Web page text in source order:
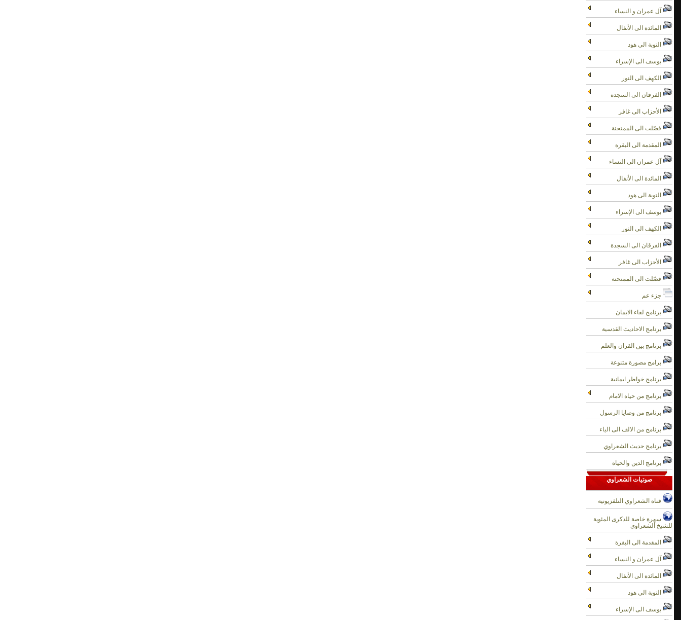
آل عمران و النساء
المائدة الى الأنفال
التوبة الى هود
يوسف الى الإسراء
الكهف الى النور
الفرقان الى السجدة
الأحزاب الى غافر
فصّلت الى الممتحنة
المقدمة الى البقرة
آل عمران الى النساء
المائدة الى الأنفال
التوبة الى هود
يوسف الى الإسراء
الكهف الى النور
الفرقان الى السجدة
الأحزاب الى غافر
فصّلت الى الممتحنة
جزء عم
برنامج لقاء الايمان
برنامج الاحاديث القدسية
برنامج بين القران والعلم
برامج مصورة متنوعة
برنامج خواطر ايمانية
برنامج من حياة الامام
برنامج من وصايا الرسول
برنامج من الالف الى الياء
برنامج حديث الشعراوي
برنامج الدين والحياة
صوتيات الشعراوي
قناة الشعراوي التلفزيونية
سهرة خاصة للذكرى المئوية
للشيخ الشعراوي
المقدمة الى البقرة
آل عمران و النساء
المائدة الى الأنفال
التوبة الى هود
يوسف الى الإسراء